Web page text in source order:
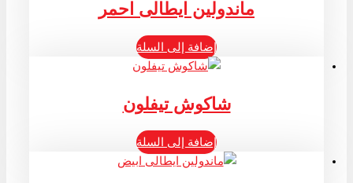
ماندولين ايطالى احمر
إضافة إلى السلة
شاكوش تيفلون
إضافة إلى السلة